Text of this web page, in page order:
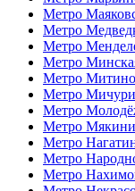
Метро
Метро
Метро
Метро
Метро Митино
Метро
Метро
Метро
Метро
Метро
Метро